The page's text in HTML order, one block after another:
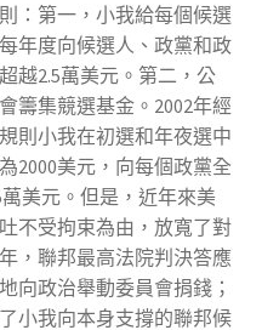
：第一，小我給每個候選
年度向候選人、政黨和政
越2.5萬美元。第二，公
籌集競選基金。2002年經
則小我在初選和年夜選中
2000美元，向每個政黨全
美元。但是，近年來美
不受拘束為由，放寬了對
，聯邦最高法院判決答應
向政治舉動委員會捐錢；
小我向本身支撐的聯邦候